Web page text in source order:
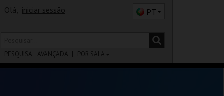
Olá, iniciar sessão PT
PESQUISA: AVANÇADA POR SALA